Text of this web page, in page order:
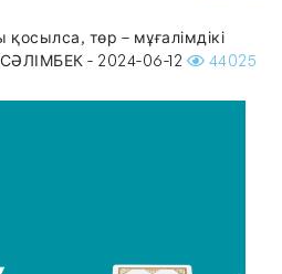
төр – мұғалімдікі
- 2024-06-12 44025